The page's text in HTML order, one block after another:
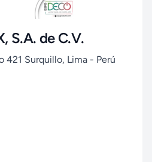
S.A. de C.V.
421 Surquillo, Lima - Perú